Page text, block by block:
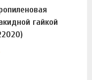
гайкой